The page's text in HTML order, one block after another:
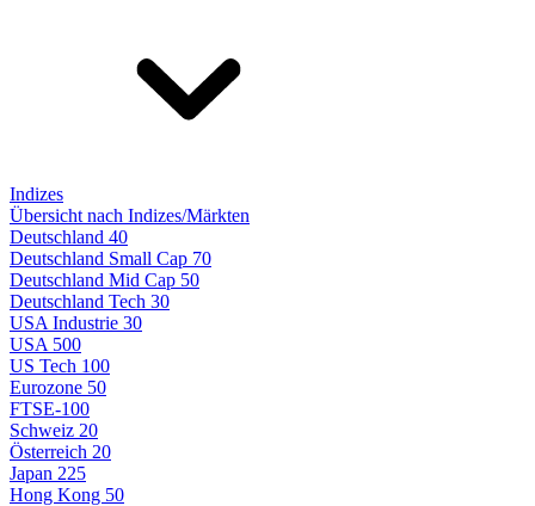
Indizes
Übersicht nach Indizes/Märkten
Deutschland 40
Deutschland Small Cap 70
Deutschland Mid Cap 50
Deutschland Tech 30
USA Industrie 30
USA 500
US Tech 100
Eurozone 50
FTSE-100
Schweiz 20
Österreich 20
Japan 225
Hong Kong 50